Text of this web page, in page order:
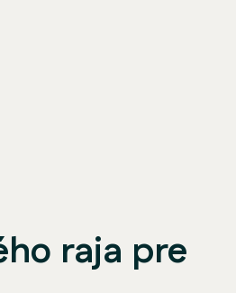
raja pre